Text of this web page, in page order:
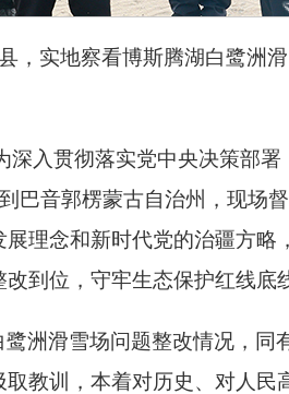
，实地察看博斯腾湖白鹭洲
入贯彻落实党中央决策部
巴音郭楞蒙古自治州，现场
理念和新时代党的治疆方略
到位，守牢生态保护红线底
洲滑雪场问题整改情况，同
教训，本着对历史、对人